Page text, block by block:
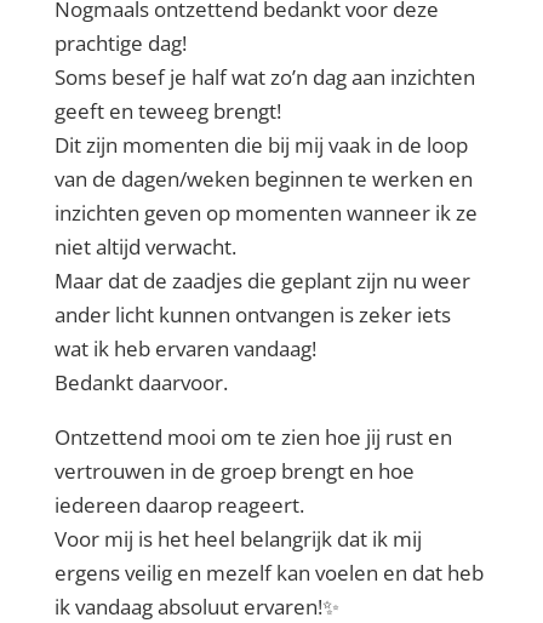
Nogmaals ontzettend bedankt voor deze
prachtige dag!
Soms besef je half wat zo’n dag aan inzichten
geeft en teweeg brengt!
Dit zijn momenten die bij mij vaak in de loop
van de dagen/weken beginnen te werken en
inzichten geven op momenten wanneer ik ze
niet altijd verwacht.
Maar dat de zaadjes die geplant zijn nu weer
ander licht kunnen ontvangen is zeker iets
wat ik heb ervaren vandaag!
Bedankt daarvoor.
Ontzettend mooi om te zien hoe jij rust en
vertrouwen in de groep brengt en hoe
iedereen daarop reageert.
Voor mij is het heel belangrijk dat ik mij
ergens veilig en mezelf kan voelen en dat heb
ik vandaag absoluut ervaren!✨